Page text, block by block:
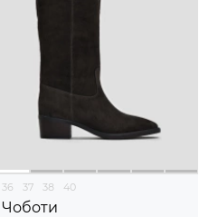
36 37 38 40
Чоботи